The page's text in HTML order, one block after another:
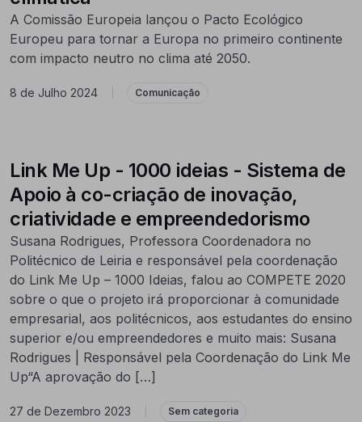
A Comissão Europeia lançou o Pacto Ecológico
Europeu para tornar a Europa no primeiro continente
com impacto neutro no clima até 2050.
8 de Julho 2024 Comunicação
Link Me Up - 1000 ideias - Sistema de
Apoio à co-criação de inovação,
criatividade e empreendedorismo
Susana Rodrigues, Professora Coordenadora no
Politécnico de Leiria e responsável pela coordenação
do Link Me Up – 1000 Ideias, falou ao COMPETE 2020
sobre o que o projeto irá proporcionar à comunidade
empresarial, aos politécnicos, aos estudantes do ensino
superior e/ou empreendedores e muito mais: Susana
Rodrigues | Responsável pela Coordenação do Link Me
Up“A aprovação do […]
27 de Dezembro 2023 Sem categoria